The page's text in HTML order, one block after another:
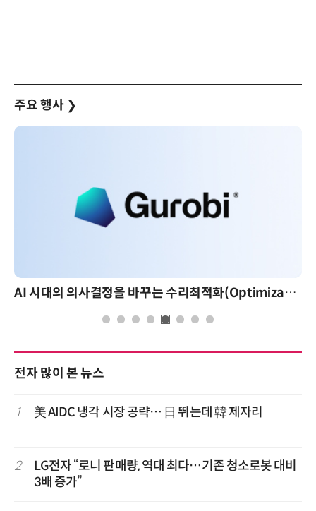
주요 행사 ❯
AI 시대의 의사결정을 바꾸는 수리최적화(Optimization): 실제 산업 적용 사례와 활용 전략
전자 많이 본 뉴스
1 美 AIDC 냉각 시장 공략… 日 뛰는데 韓 제자리
2
LG전자 “로니 판매량, 역대 최다…기존 청소로봇 대비
3배 증가”